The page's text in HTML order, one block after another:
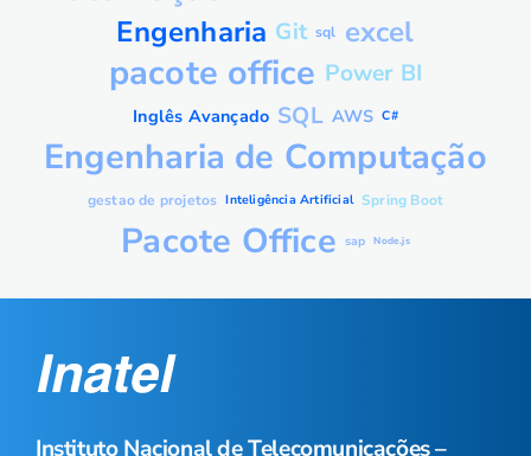
Engenharia Git sql excel
pacote office Power BI
Inglês Avançado SQL AWS C#
Engenharia de Computação
gestao de projetos Inteligência Artificial Spring Boot
Pacote Office sap Node.js
Instituto Nacional de Telecomunicações –